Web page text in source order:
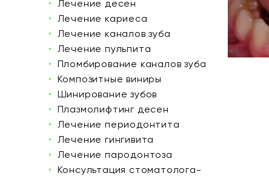
Лечение десен
Лечение кариеса
Лечение каналов зуба
Лечение пульпита
Пломбирование каналов зуба
Композитные виниры
Шинирование зубов
Плазмолифтинг десен
Лечение периодонтита
Лечение гингивита
Лечение пародонтоза
Консультация стоматолога-